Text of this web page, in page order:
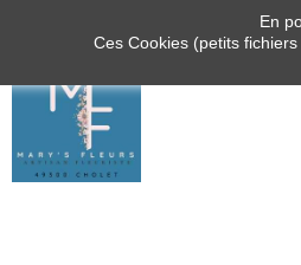
En
Ces Cookies (petits